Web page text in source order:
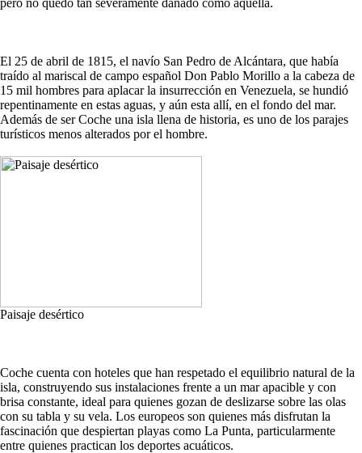
pero no quedó tan severamente dañado como aquélla.
El 25 de abril de 1815, el navío San Pedro de Alcántara, que había
traído al mariscal de campo español Don Pablo Morillo a la cabeza de
15 mil hombres para aplacar la insurrección en Venezuela, se hundió
repentinamente en estas aguas, y aún esta allí, en el fondo del mar.
Además de ser Coche una isla llena de historia, es uno de los parajes
turísticos menos alterados por el hombre.
Paisaje desértico
Coche cuenta con hoteles que han respetado el equilibrio natural de la
isla, construyendo sus instalaciones frente a un mar apacible y con
brisa constante, ideal para quienes gozan de deslizarse sobre las olas
con su tabla y su vela. Los europeos son quienes más disfrutan la
fascinación que despiertan playas como La Punta, particularmente
entre quienes practican los deportes acuáticos.